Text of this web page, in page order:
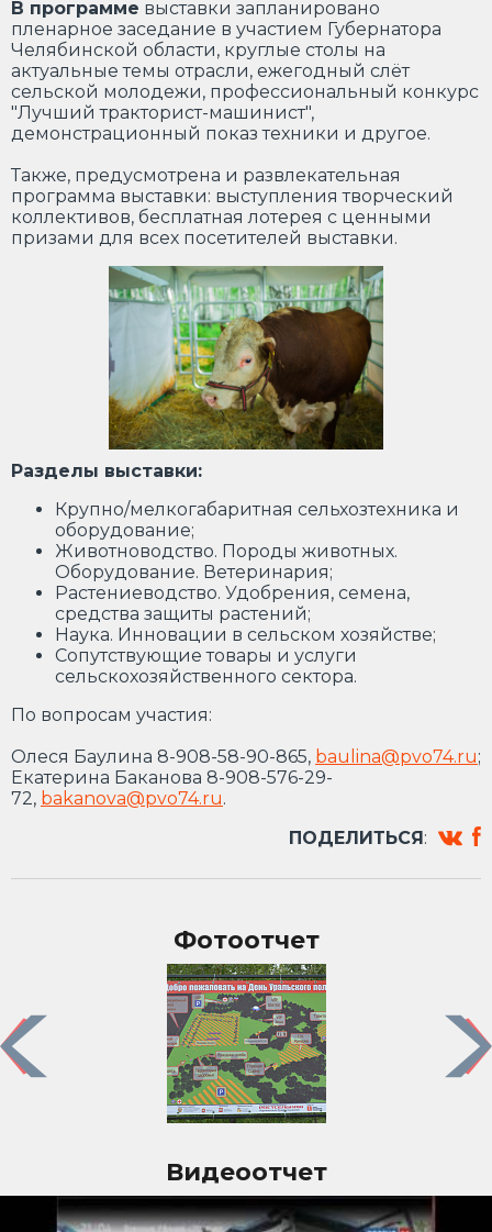
В программе выставки запланировано
пленарное заседание в участием Губернатора
Челябинской области, круглые столы на
актуальные темы отрасли, ежегодный слёт
сельской молодежи, профессиональный конкурс
"Лучший тракторист-машинист",
демонстрационный показ техники и другое.
Также, предусмотрена и развлекательная
программа выставки: выступления творческий
коллективов, бесплатная лотерея с ценными
призами для всех посетителей выставки.
Разделы выставки:
Крупно/мелкогабаритная сельхозтехника и
оборудование;
Животноводство. Породы животных.
Оборудование. Ветеринария;
Растениеводство. Удобрения, семена,
средства защиты растений;
Наука. Инновации в сельском хозяйстве;
Сопутствующие товары и услуги
сельскохозяйственного сектора.
По вопросам участия:
Олеся Баулина 8-908-58-90-865, baulina@pvo74.ru;
Екатерина Баканова 8-908-576-29-
72, bakanova@pvo74.ru.
ПОДЕЛИТЬСЯ :
Фотоотчет
Previous
Видеоотчет